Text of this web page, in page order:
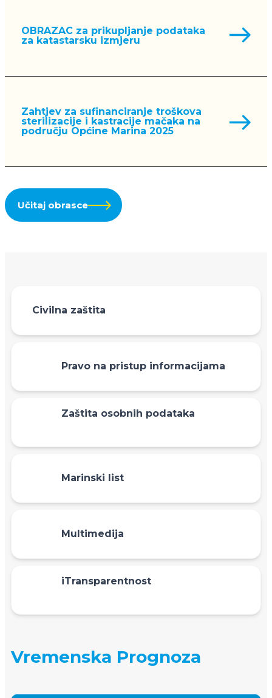
OBRAZAC za prikupljanje podataka
za katastarsku izmjeru
Zahtjev za sufinanciranje troškova
sterilizacije i kastracije mačaka na
području Općine Marina 2025
Učitaj obrasce
Civilna zaštita
Pravo na pristup informacijama
Zaštita osobnih podataka
Marinski list
Multimedija
iTransparentnost
Vremenska Prognoza